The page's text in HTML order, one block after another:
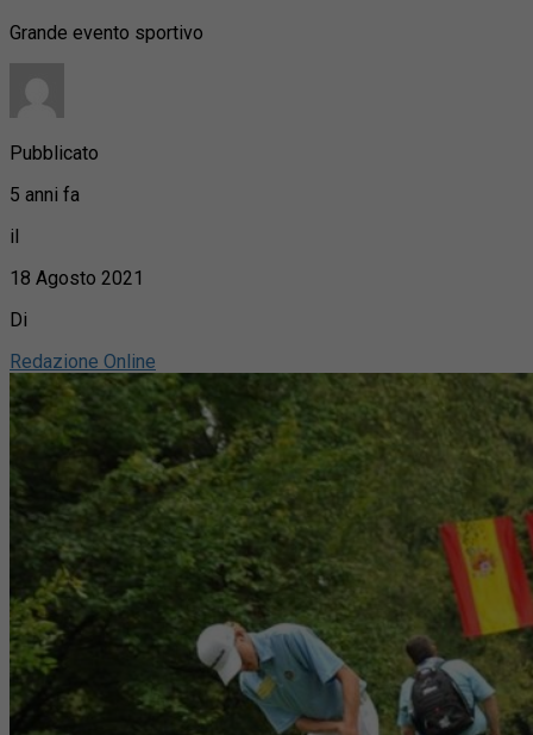
Grande evento sportivo
Pubblicato
5 anni fa
il
18 Agosto 2021
Di
Redazione Online